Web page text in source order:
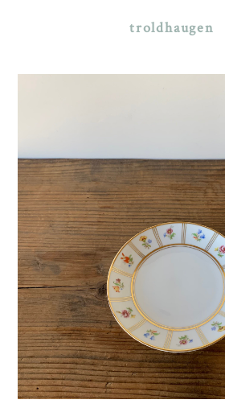
troldhaugen